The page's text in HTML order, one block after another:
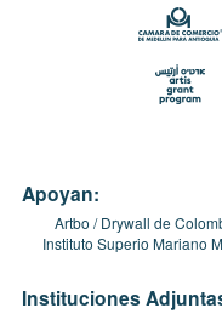
Apoyan:
Artbo Drywall de
Instituto Superio Mariano
Instituciones